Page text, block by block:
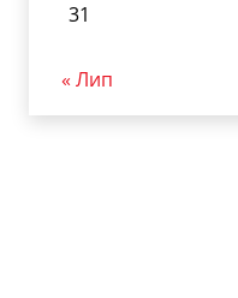
31
« Лип